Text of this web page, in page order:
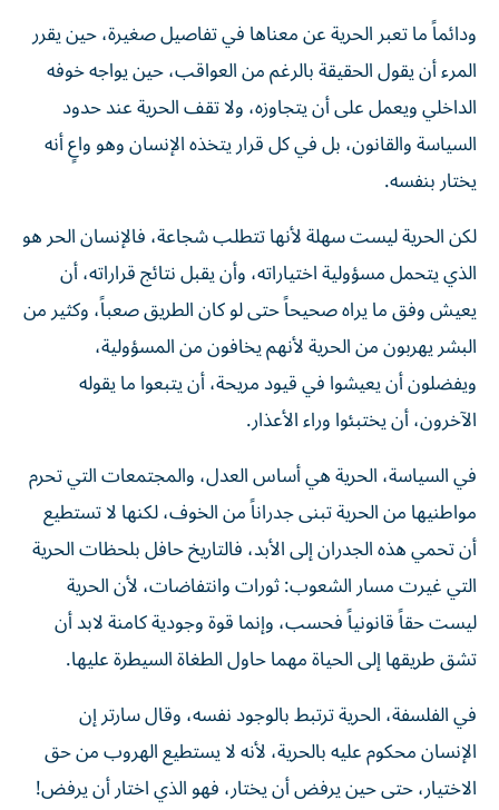
ودائماً ما تعبر الحرية عن معناها في تفاصيل صغيرة، حين يقرر
المرء أن يقول الحقيقة بالرغم من العواقب، حين يواجه خوفه
الداخلي ويعمل على أن يتجاوزه، ولا تقف الحرية عند حدود
السياسة والقانون، بل في كل قرار يتخذه الإنسان وهو واعٍ أنه
يختار بنفسه.
لكن الحرية ليست سهلة لأنها تتطلب شجاعة، فالإنسان الحر هو
الذي يتحمل مسؤولية اختياراته، وأن يقبل نتائج قراراته، أن
يعيش وفق ما يراه صحيحاً حتى لو كان الطريق صعباً، وكثير من
البشر يهربون من الحرية لأنهم يخافون من المسؤولية،
ويفضلون أن يعيشوا في قيود مريحة، أن يتبعوا ما يقوله
الآخرون، أن يختبئوا وراء الأعذار.
في السياسة، الحرية هي أساس العدل، والمجتمعات التي تحرم
مواطنيها من الحرية تبنى جدراناً من الخوف، لكنها لا تستطيع
أن تحمي هذه الجدران إلى الأبد، فالتاريخ حافل بلحظات الحرية
التي غيرت مسار الشعوب: ثورات وانتفاضات، لأن الحرية
ليست حقاً قانونياً فحسب، وإنما قوة وجودية كامنة لابد أن
تشق طريقها إلى الحياة مهما حاول الطغاة السيطرة عليها.
في الفلسفة، الحرية ترتبط بالوجود نفسه، وقال سارتر إن
الإنسان محكوم عليه بالحرية، لأنه لا يستطيع الهروب من حق
الاختيار، حتى حين يرفض أن يختار، فهو الذي اختار أن يرفض!